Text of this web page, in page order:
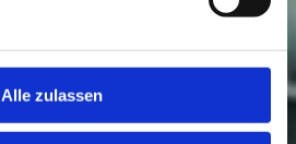
Alle zulassen